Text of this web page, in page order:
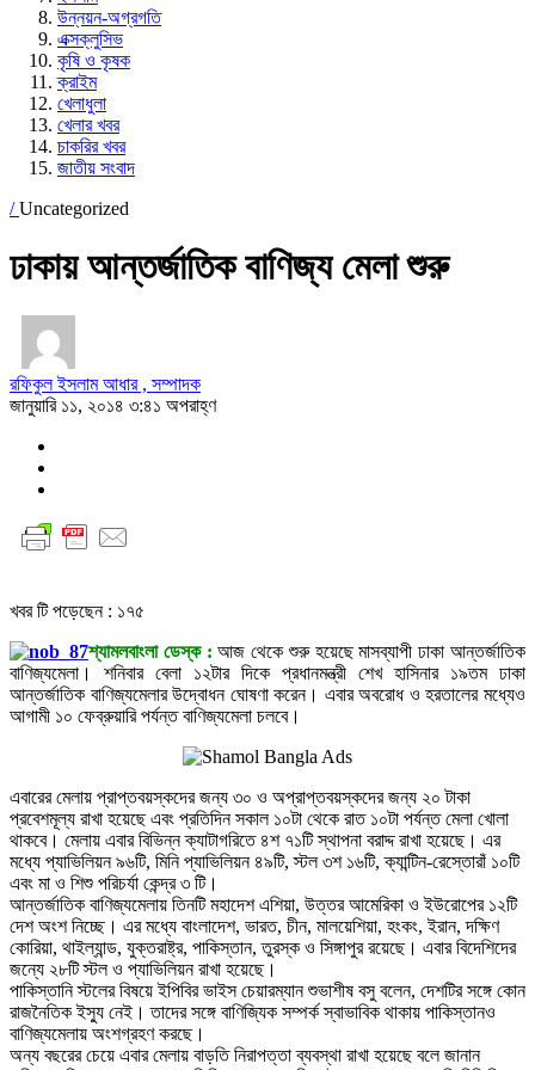
উন্নয়ন-অগ্রগতি
এক্সক্লুসিভ
কৃষি ও কৃষক
ক্রাইম
খেলাধুলা
খেলার খবর
চাকরির খবর
জাতীয় সংবাদ
/Uncategorized
ঢাকায় আন্তর্জাতিক বাণিজ্য মেলা শুরু
রফিকুল ইসলাম আধার , সম্পাদক
জানুয়ারি ১১, ২০১৪ ৩:৪১ অপরাহ্ণ
খবর টি পড়েছেন : ১৭৫
শ্যামলবাংলা ডেস্ক : আজ থেকে শুরু হয়েছে মাসব্যাপী ঢাকা আন্তর্জাতিক
বাণিজ্যমেলা। শনিবার বেলা ১২টার দিকে প্রধানমন্ত্রী শেখ হাসিনার ১৯তম ঢাকা
আন্তর্জাতিক বাণিজ্যমেলার উদ্বোধন ঘোষণা করেন। এবার অবরোধ ও হরতালের মধ্যেও
আগামী ১০ ফেব্রুয়ারি পর্যন্ত বাণিজ্যমেলা চলবে।
এবারের মেলায় প্রাপ্তবয়স্কদের জন্য ৩০ ও অপ্রাপ্তবয়স্কদের জন্য ২০ টাকা
প্রবেশমূল্য রাখা হয়েছে এবং প্রতিদিন সকাল ১০টা থেকে রাত ১০টা পর্যন্ত মেলা খোলা
থাকবে। মেলায় এবার বিভিন্ন ক্যাটাগরিতে ৪শ ৭১টি স্থাপনা বরাদ্দ রাখা হয়েছে। এর
মধ্যে প্যাভিলিয়ন ৯৬টি, মিনি প্যাভিলিয়ন ৪৯টি, স্টল ৩শ ১৬টি, ক্যান্টিন-রেস্তোরাঁ ১০টি
এবং মা ও শিশু পরিচর্যা কেন্দ্র ৩ টি।
আন্তর্জাতিক বাণিজ্যমেলায় তিনটি মহাদেশ এশিয়া, উত্তর আমেরিকা ও ইউরোপের ১২টি
দেশ অংশ নিচ্ছে। এর মধ্যে বাংলাদেশ, ভারত, চীন, মালয়েশিয়া, হংকং, ইরান, দক্ষিণ
কোরিয়া, থাইল্যান্ড, যুক্তরাষ্ট্র, পাকিস্তান, তুরস্ক ও সিঙ্গাপুর রয়েছে। এবার বিদেশিদের
জন্যে ২৮টি স্টল ও প্যাভিলিয়ন রাখা হয়েছে।
পাকিস্তানি স্টলের বিষয়ে ইপিবির ভাইস চেয়ারম্যান শুভাশীষ বসু বলেন, দেশটির সঙ্গে কোন
রাজনৈতিক ইস্যু নেই। তাদের সঙ্গে বাণিজ্যিক সম্পর্ক স্বাভাবিক থাকায় পাকিস্তানও
বাণিজ্যমেলায় অংশগ্রহণ করছে।
অন্য বছরের চেয়ে এবার মেলায় বাড়তি নিরাপত্তা ব্যবস্থা রাখা হয়েছে বলে জানান